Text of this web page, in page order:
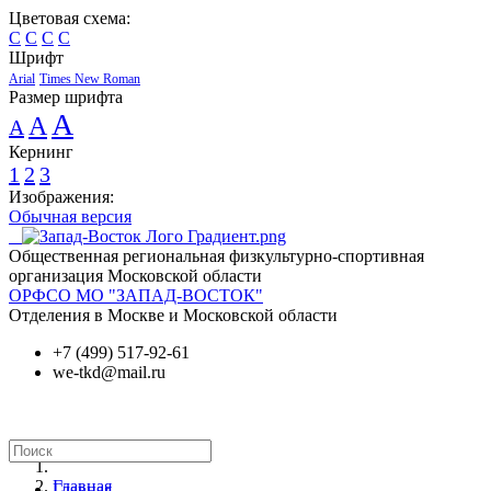
Цветовая схема:
C C C C
Шрифт
Arial Times New Roman
Размер шрифта
A A A
Кернинг
1 2 3
Изображения:
Обычная версия
Общественная региональная физкультурно-спортивная
организация Московской области
ОРФСО МО "ЗАПАД-ВОСТОК"
Отделения в Москве и Московской области
+7 (499) 517-92-61
we-tkd@mail.ru
Главная